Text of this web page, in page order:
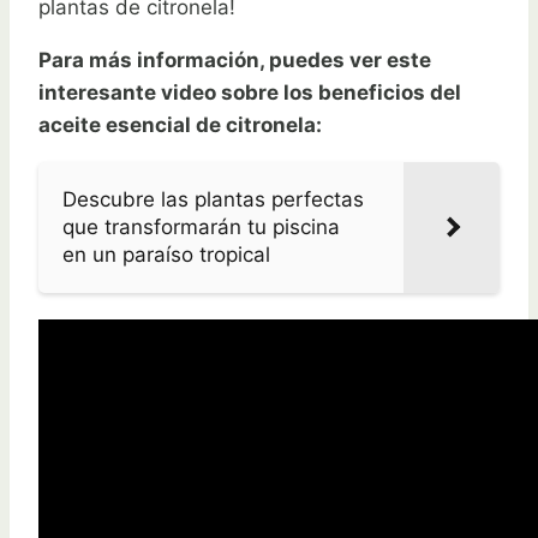
plantas de citronela!
Para más información, puedes ver este
interesante video sobre los beneficios del
aceite esencial de citronela:
Descubre las plantas perfectas
que transformarán tu piscina
en un paraíso tropical